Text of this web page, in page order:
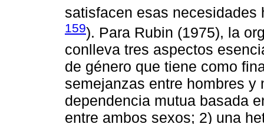
satisfacen esas necesidades
159). Para Rubin (1975), la
conlleva tres aspectos
de género que tiene como
semejanzas entre hombres y
dependencia mutua basada
entre ambos sexos; 2) una